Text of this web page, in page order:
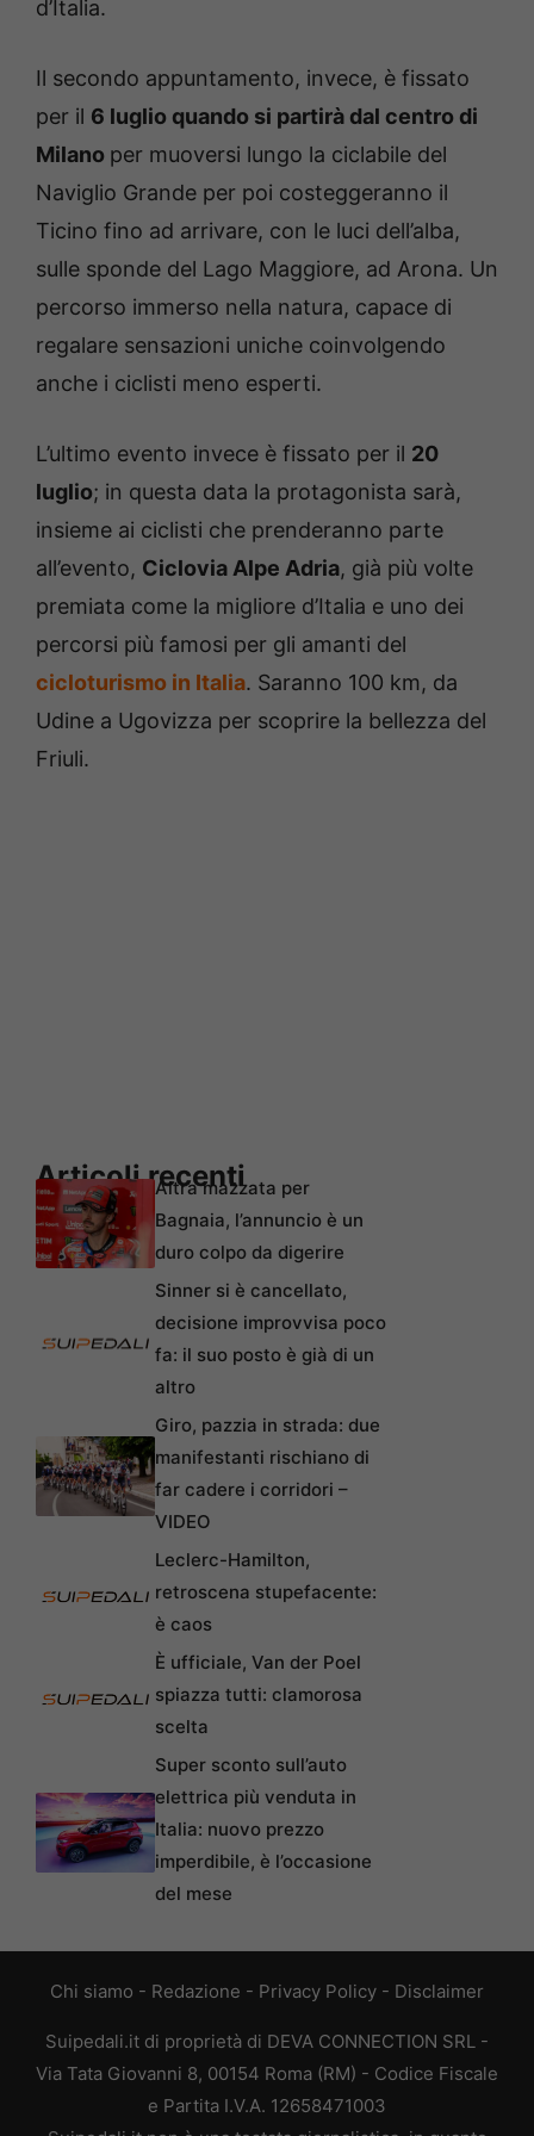
d’Italia.
Il secondo appuntamento, invece, è fissato
per il 6 luglio quando si partirà dal centro di
Milano per muoversi lungo la ciclabile del
Naviglio Grande per poi costeggeranno il
Ticino fino ad arrivare, con le luci dell’alba,
sulle sponde del Lago Maggiore, ad Arona. Un
percorso immerso nella natura, capace di
regalare sensazioni uniche coinvolgendo
anche i ciclisti meno esperti.
L’ultimo evento invece è fissato per il 20
luglio; in questa data la protagonista sarà,
insieme ai ciclisti che prenderanno parte
all’evento, Ciclovia Alpe Adria, già più volte
premiata come la migliore d’Italia e uno dei
percorsi più famosi per gli amanti del
cicloturismo in Italia. Saranno 100 km, da
Udine a Ugovizza per scoprire la bellezza del
Friuli.
Articoli recenti
Altra mazzata per
Bagnaia, l’annuncio è un
duro colpo da digerire
Sinner si è cancellato,
decisione improvvisa poco
fa: il suo posto è già di un
altro
Giro, pazzia in strada: due
manifestanti rischiano di
far cadere i corridori –
VIDEO
Leclerc-Hamilton,
retroscena stupefacente:
è caos
È ufficiale, Van der Poel
spiazza tutti: clamorosa
scelta
Super sconto sull’auto
elettrica più venduta in
Italia: nuovo prezzo
imperdibile, è l’occasione
del mese
Chi siamo - Redazione - Privacy Policy - Disclaimer
Suipedali.it di proprietà di DEVA CONNECTION SRL -
Via Tata Giovanni 8, 00154 Roma (RM) - Codice Fiscale
e Partita I.V.A. 12658471003